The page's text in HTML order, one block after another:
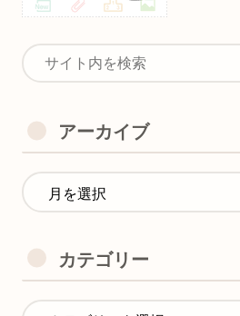
アーカイブ
カテゴリー